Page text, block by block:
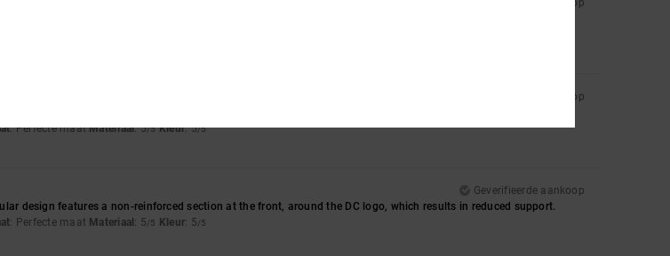
Geverifieerde aankoop
Geverifieerde aankoop
: Perfecte maatMateriaal: 5/5 Kleur: 5/5
Geverifieerde aankoop
design features a non-reinforced section at the front, around the DC logo, which results in reduced support.
: Perfecte maat Materiaal : 5/5 Kleur: 5/5